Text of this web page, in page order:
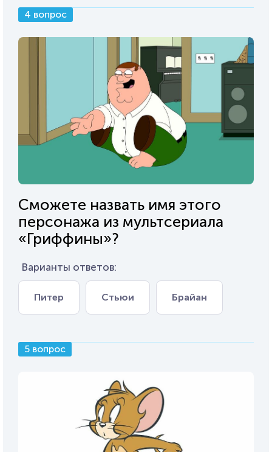
4 вопрос
Сможете назвать имя этого
персонажа из мультсериала
«Гриффины»?
Варианты ответов:
Питер Стьюи Брайан
5 вопрос